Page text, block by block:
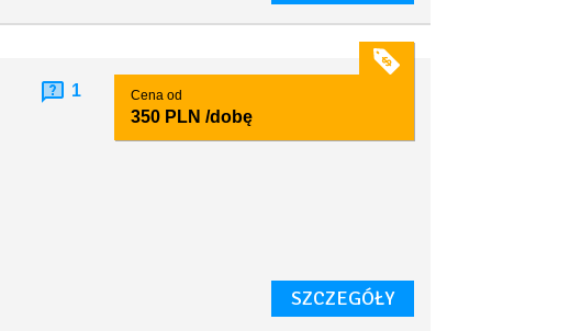
1 Cena od
350 PLN /dobę
SZCZEGÓŁY